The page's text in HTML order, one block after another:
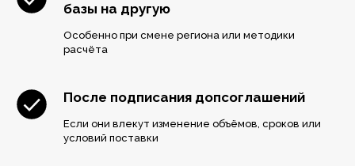
базы на другую
Особенно при смене региона или методики
расчёта
После подписания допсоглашений
Если они влекут изменение объёмов, сроков или
условий поставки